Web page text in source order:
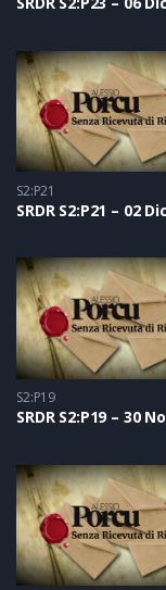
S2:P21
S2:P19